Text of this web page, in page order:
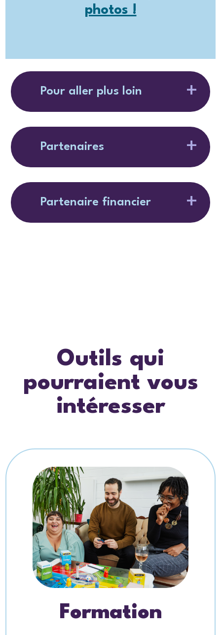
photos !
Pour aller plus loin
Partenaires
Partenaire financier
Outils qui
pourraient vous
intéresser
Formation